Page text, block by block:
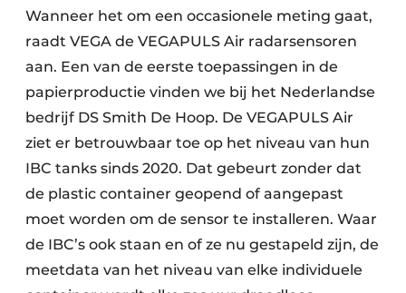
Wanneer het om een occasionele meting gaat,
raadt VEGA de VEGAPULS Air radarsensoren
aan. Een van de eerste toepassingen in de
papierproductie vinden we bij het Nederlandse
bedrijf DS Smith De Hoop. De VEGAPULS Air
ziet er betrouwbaar toe op het niveau van hun
IBC tanks sinds 2020. Dat gebeurt zonder dat
de plastic container geopend of aangepast
moet worden om de sensor te installeren. Waar
de IBC’s ook staan en of ze nu gestapeld zijn, de
meetdata van het niveau van elke individuele